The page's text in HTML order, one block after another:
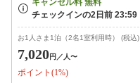
お1人さま1泊（2名1室利用時） (税込)
7,020円 ／人〜
ポイント(1%)